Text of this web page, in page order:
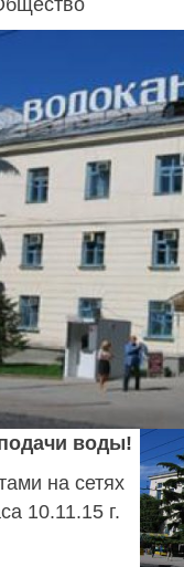
воды!
на сетях
10.11.15 г.